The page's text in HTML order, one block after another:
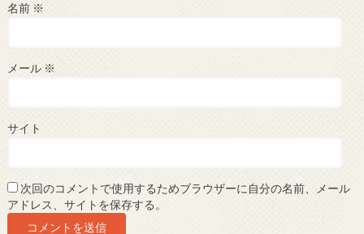
名前 ※
メール ※
サイト
次回のコメントで使用するためブラウザーに自分の名前、メール
アドレス、サイトを保存する。